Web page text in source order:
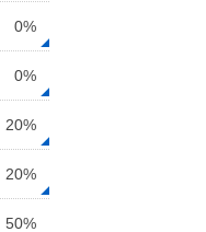
0%
0%
20%
20%
50%